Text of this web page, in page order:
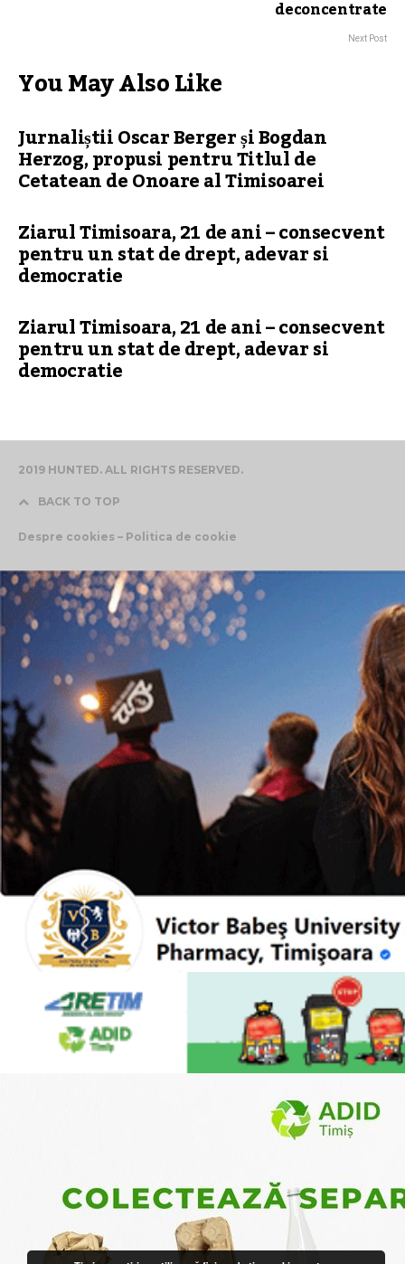
deconcentrate
Next Post
You May Also Like
Jurnaliștii Oscar Berger și Bogdan
Herzog, propusi pentru Titlul de
Cetatean de Onoare al Timisoarei
Ziarul Timisoara, 21 de ani – consecvent
pentru un stat de drept, adevar si
democratie
Ziarul Timisoara, 21 de ani – consecvent
pentru un stat de drept, adevar si
democratie
2019 HUNTED. ALL RIGHTS RESERVED.
BACK TO TOP
Despre cookies – Politica de cookie